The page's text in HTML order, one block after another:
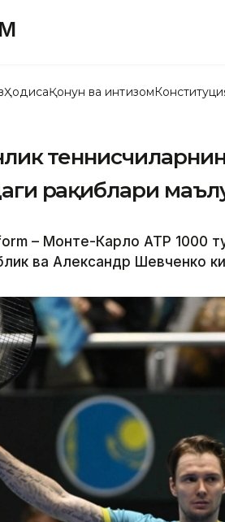
ҲодисаҚонун ва интизом
рақиблари
– Монте-Карло АТP 1000
ва Александр Шевченко